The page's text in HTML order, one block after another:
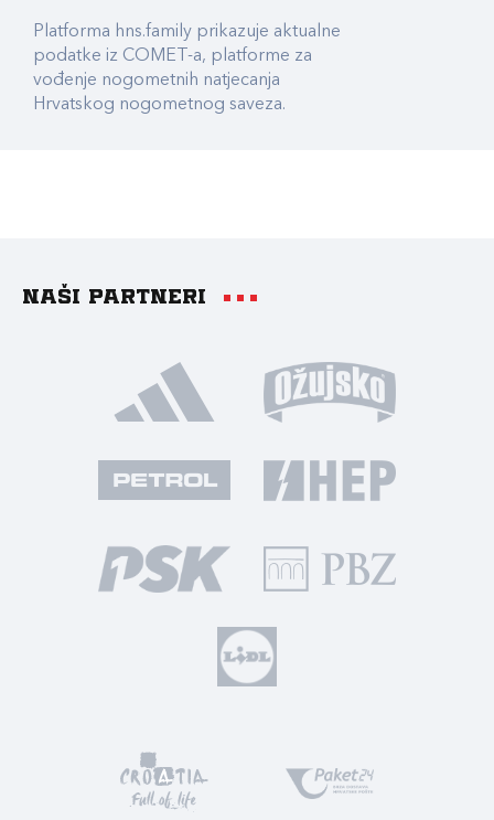
Platforma hns.family prikazuje aktualne
podatke iz COMET-a, platforme za
vođenje nogometnih natjecanja
Hrvatskog nogometnog saveza.
Naši partneri